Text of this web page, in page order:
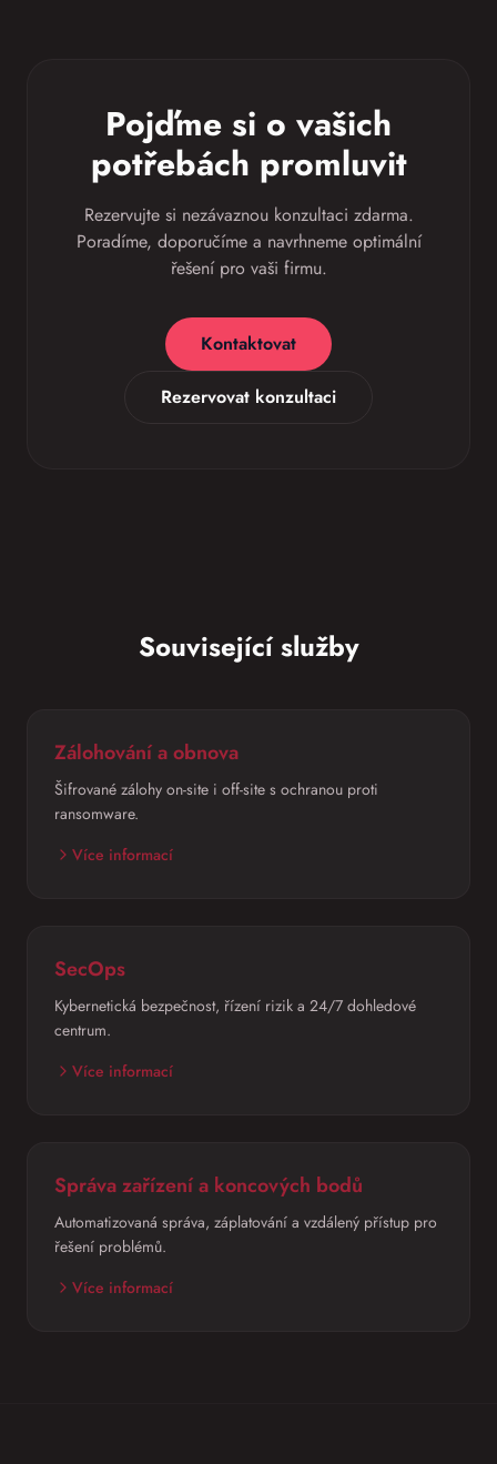
Pojďme si o vašich
potřebách promluvit
Rezervujte si nezávaznou konzultaci zdarma.
Poradíme, doporučíme a navrhneme optimální
řešení pro vaši firmu.
Kontaktovat
Rezervovat konzultaci
Související služby
Zálohování a obnova
Šifrované zálohy on-site i off-site s ochranou proti
ransomware.
Více informací
SecOps
Kybernetická bezpečnost, řízení rizik a 24/7 dohledové
centrum.
Více informací
Správa zařízení a koncových bodů
Automatizovaná správa, záplatování a vzdálený přístup pro
řešení problémů.
Více informací